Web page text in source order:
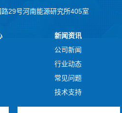
29号河南能源研究所405室
新闻资讯
公司新闻
行业动态
常见问题
技术支持